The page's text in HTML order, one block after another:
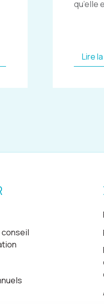
qu’elle
Lire
conseil